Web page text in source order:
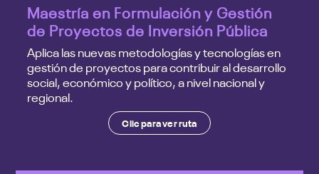
Maestría en Formulación y Gestión
de Proyectos de Inversión Pública
Aplica las nuevas metodologías y tecnologías en
gestión de proyectos para contribuir al desarrollo
social, económico y político, a nivel nacional y
regional.
Clic para ver ruta